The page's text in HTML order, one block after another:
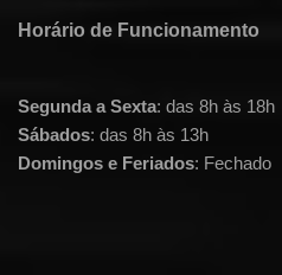
Horário de Funcionamento
Segunda a Sexta: das 8h às 18h
Sábados: das 8h às 13h
Domingos e Feriados: Fechado